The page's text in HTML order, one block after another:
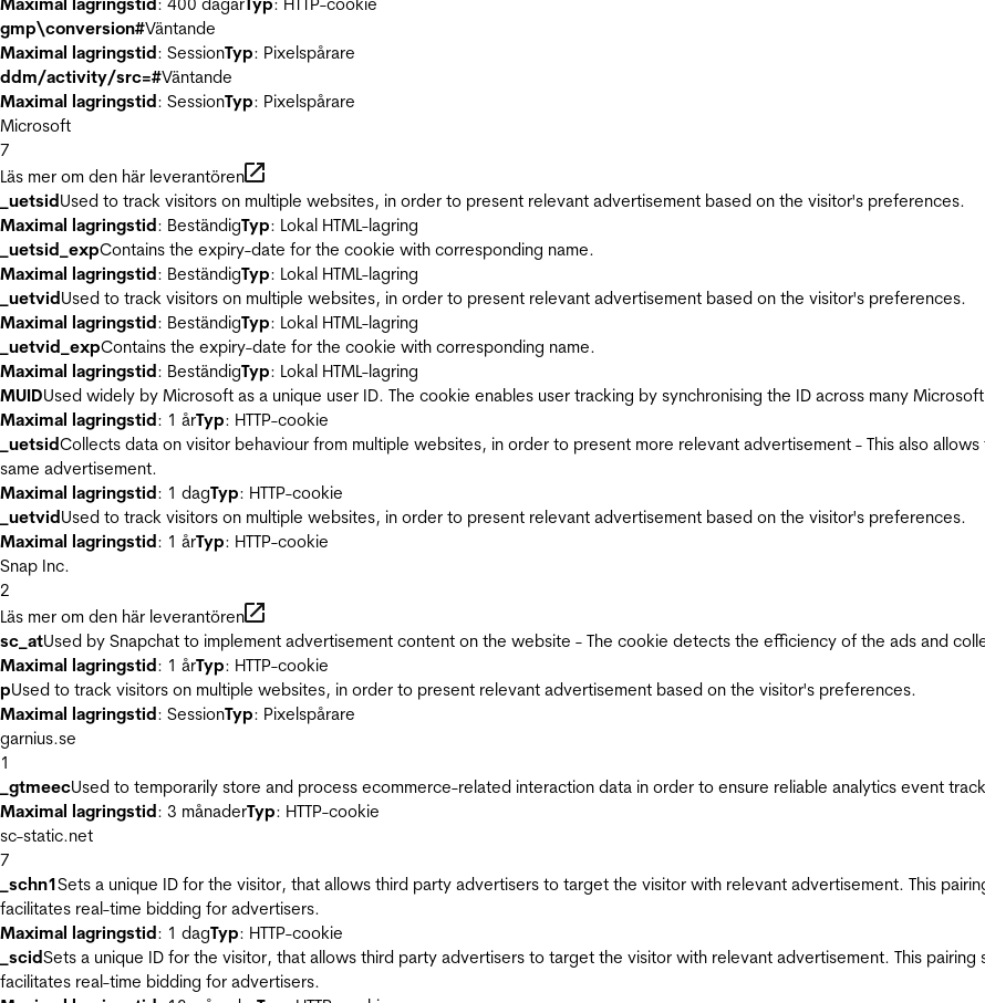
gmp\conversion#Väntande
Maximal lagringstid: SessionTyp: Pixelspårare
ddm/activity/src=#Väntande
Maximal lagringstid: SessionTyp: Pixelspårare
Microsoft
7
Läs mer om den här leverantören
_uetsidUsed to track visitors on multiple websites, in order to present relevant advertisement based on the visitor's preferences.
Maximal lagringstid: BeständigTyp: Lokal HTML-lagring
_uetsid_expContains the expiry-date for the cookie with corresponding name.
Maximal lagringstid: BeständigTyp: Lokal HTML-lagring
_uetvidUsed to track visitors on multiple websites, in order to present relevant advertisement based on the visitor's preferences.
Maximal lagringstid: BeständigTyp: Lokal HTML-lagring
_uetvid_expContains the expiry-date for the cookie with corresponding name.
Maximal lagringstid: BeständigTyp: Lokal HTML-lagring
MUIDUsed widely by Microsoft as a unique user ID. The cookie enables user tracking by synchronising the ID across many
Maximal lagringstid: 1 årTyp: HTTP-cookie
_uetsidCollects data on visitor behaviour from multiple websites, in order to present more relevant advertisement - This also
same advertisement.
Maximal lagringstid: 1 dagTyp: HTTP-cookie
_uetvidUsed to track visitors on multiple websites, in order to present relevant advertisement based on the visitor's preferences.
Maximal lagringstid: 1 årTyp: HTTP-cookie
Snap Inc.
2
Läs mer om den här leverantören
sc_atUsed by Snapchat to implement advertisement content on the website - The cookie detects the efficiency of the ads and
Maximal lagringstid: 1 årTyp: HTTP-cookie
pUsed to track visitors on multiple websites, in order to present relevant advertisement based on the visitor's preferences.
Maximal lagringstid: SessionTyp: Pixelspårare
garnius.se
1
_gtmeecUsed to temporarily store and process ecommerce-related interaction data in order to ensure reliable analytics event
Maximal lagringstid: 3 månaderTyp: HTTP-cookie
sc-static.net
7
_schn1Sets a unique ID for the visitor, that allows third party advertisers to target the visitor with relevant advertisement. This
facilitates real-time bidding for advertisers.
Maximal lagringstid: 1 dagTyp: HTTP-cookie
_scidSets a unique ID for the visitor, that allows third party advertisers to target the visitor with relevant advertisement. This
facilitates real-time bidding for advertisers.